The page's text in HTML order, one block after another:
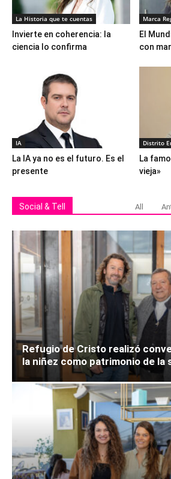
La Historia que te cuentas
Invierte en coherencia: la
ciencia lo confirma
Marca
El
con
IA
La IA ya no es el futuro. Es el
presente
Distrito
La
vieja»
Social & Tell All
Refugio de Cristo realizó
la niñez como patrimonio de la